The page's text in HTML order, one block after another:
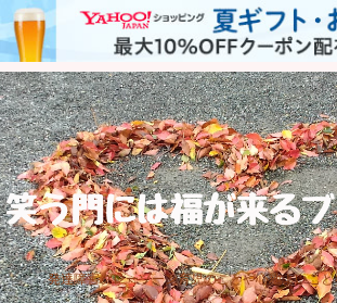
発達障害グレーゾーン育児のことや心地よいこ